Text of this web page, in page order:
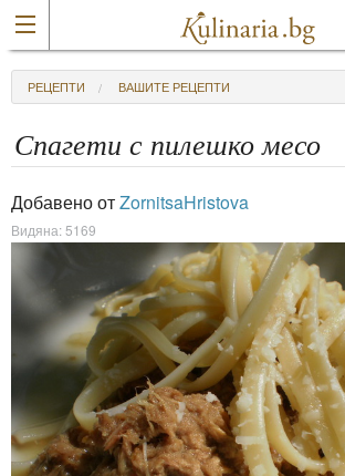
РЕЦЕПТИ ВАШИТЕ РЕЦЕПТИ
Спагети с пилешко месо
Добавено отZornitsaHristova
Видяна: 5169